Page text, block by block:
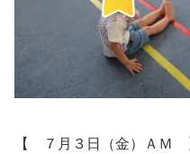
【 ７月３日（金）ＡＭ